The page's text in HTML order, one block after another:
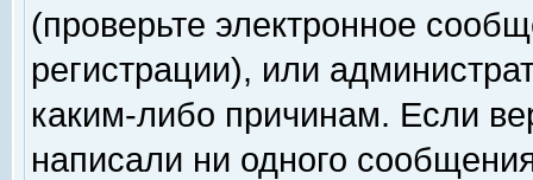
(проверьте электронное
регистрации), или
каким-либо причинам. Если
написали ни одного